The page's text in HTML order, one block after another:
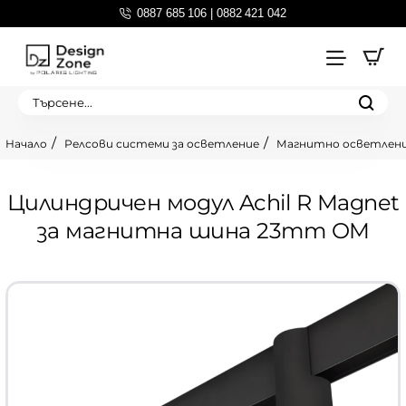
0887 685 106 | 0882 421 042
Търсене...
Цилиндричен модул Achil R Magnet
за магнитна шина 23mm OM
Релсови системи за осветление Магнитно